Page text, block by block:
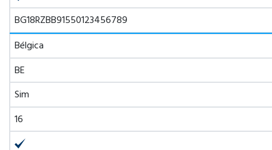
BG18RZBB91550123456789
Bélgica
BE
Sim
16